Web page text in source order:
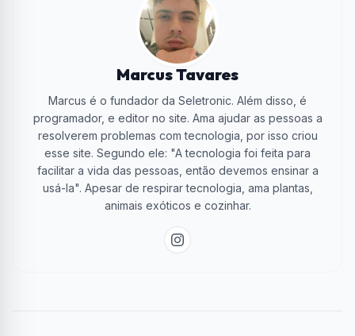
Marcus Tavares
Marcus é o fundador da Seletronic. Além disso, é
programador, e editor no site. Ama ajudar as pessoas a
resolverem problemas com tecnologia, por isso criou
esse site. Segundo ele: "A tecnologia foi feita para
facilitar a vida das pessoas, então devemos ensinar a
usá-la". Apesar de respirar tecnologia, ama plantas,
animais exóticos e cozinhar.